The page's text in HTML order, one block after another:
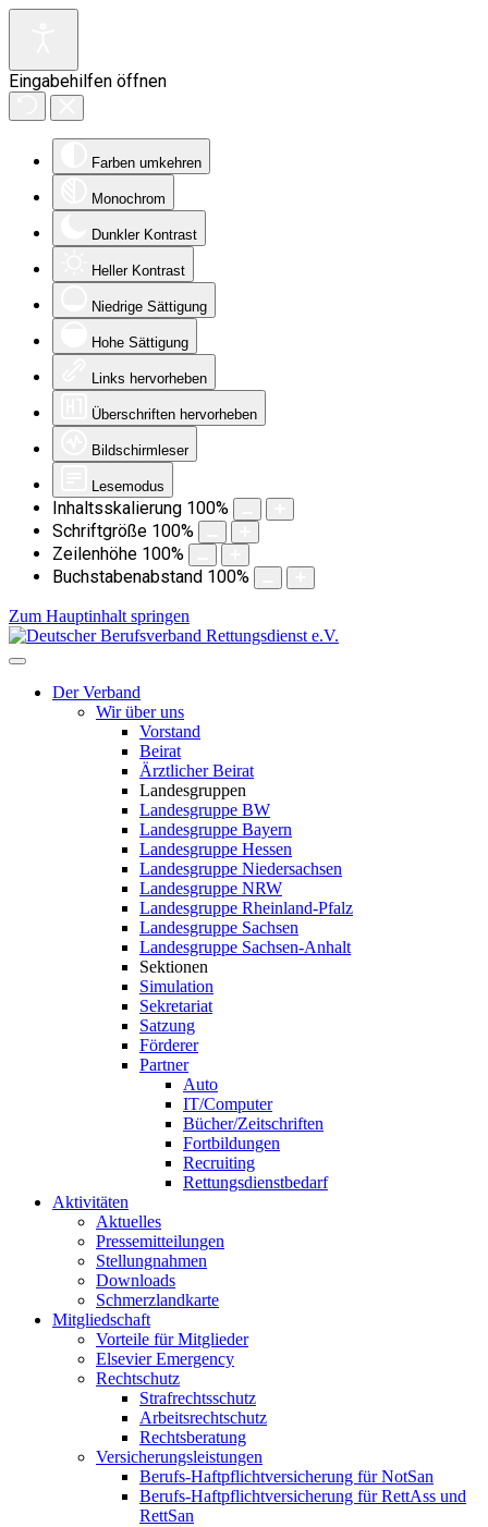
Eingabehilfen öffnen
Farben umkehren
Monochrom
Dunkler Kontrast
Heller Kontrast
Niedrige Sättigung
Hohe Sättigung
Links hervorheben
Überschriften hervorheben
Bildschirmleser
Lesemodus
Inhaltsskalierung 100%
Schriftgröße 100%
Zeilenhöhe 100%
Buchstabenabstand 100%
Zum Hauptinhalt springen
Der Verband
Wir über uns
Vorstand
Beirat
Ärztlicher Beirat
Landesgruppen
Landesgruppe BW
Landesgruppe Bayern
Landesgruppe Hessen
Landesgruppe Niedersachsen
Landesgruppe NRW
Landesgruppe Rheinland-Pfalz
Landesgruppe Sachsen
Landesgruppe Sachsen-Anhalt
Sektionen
Simulation
Sekretariat
Satzung
Förderer
Partner
Auto
IT/Computer
Bücher/Zeitschriften
Fortbildungen
Recruiting
Rettungsdienstbedarf
Aktivitäten
Aktuelles
Pressemitteilungen
Stellungnahmen
Downloads
Schmerzlandkarte
Mitgliedschaft
Vorteile für Mitglieder
Elsevier Emergency
Rechtschutz
Strafrechtsschutz
Arbeitsrechtschutz
Rechtsberatung
Versicherungsleistungen
Berufs-Haftpflichtversicherung für NotSan
Berufs-Haftpflichtversicherung für RettAss und
RettSan